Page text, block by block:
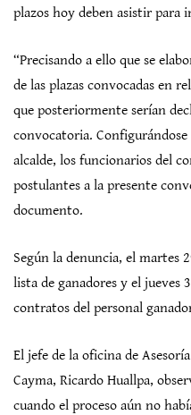
plazos hoy deben asistir para
“Precisando a ello que se
de las plazas convocadas en
que posteriormente serían
convocatoria.
alcalde, los funcionarios del
postulantes a la presente
documento.
Según la denuncia, el martes
lista de ganadores y el jueves
contratos del personal
El jefe de la oficina de
Cayma, Ricardo Huallpa,
cuando el proceso aún no